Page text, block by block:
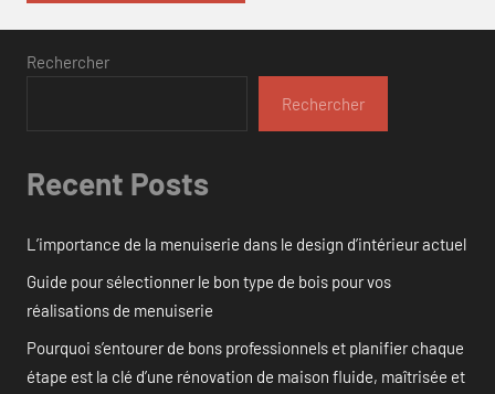
Rechercher
Rechercher
Recent Posts
L’importance de la menuiserie dans le design d’intérieur actuel
Guide pour sélectionner le bon type de bois pour vos
réalisations de menuiserie
Pourquoi s’entourer de bons professionnels et planifier chaque
étape est la clé d’une rénovation de maison fluide, maîtrisée et